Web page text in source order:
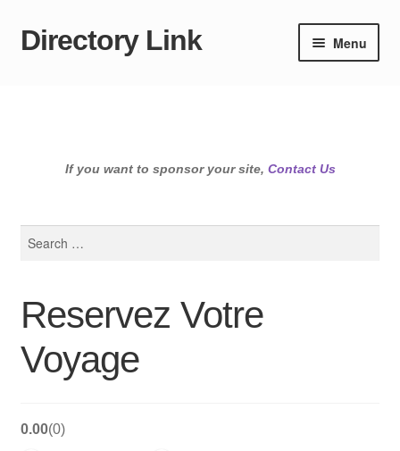
Skip
Skip
Directory Link Menu
If you want to sponsor your site, Contact Us
Reservez Votre
Voyage
0.00 0